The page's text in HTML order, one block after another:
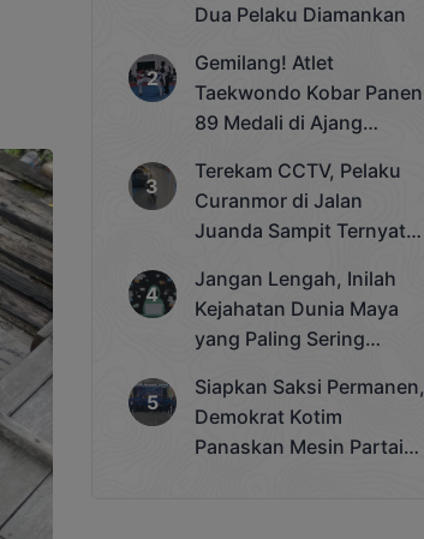
Dua Pelaku Diamankan
Gemilang! Atlet
Taekwondo Kobar Panen
89 Medali di Ajang
Cup 2025
Terekam CCTV, Pelaku
Curanmor di Jalan
Juanda Sampit Ternyata
Jangan Lengah, Inilah
Kejahatan Dunia Maya
yang Paling Sering
Siapkan Saksi Permanen,
Demokrat Kotim
Panaskan Mesin Partai